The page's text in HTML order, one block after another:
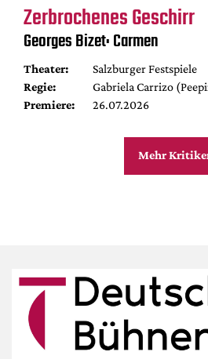
Zerbrochenes Geschirr
Georges Bizet: Carmen
Theater:
Salzburger Festspiele
Regie:
Gabriela Carrizo
Premiere:
26.07.2026
Mehr